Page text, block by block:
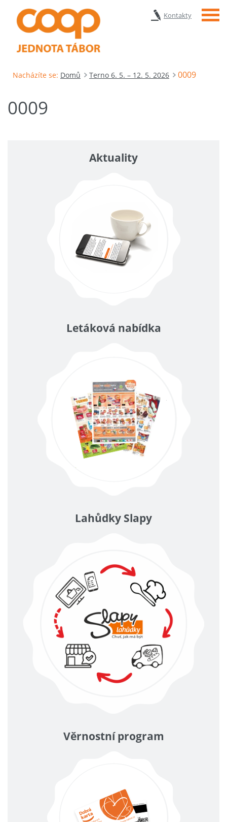
Kontakty Menu
Nacházíte se: Domů Terno 6. 5. – 12. 5. 2026 0009
0009
Aktuality
Letáková nabídka
Lahůdky Slapy
Věrnostní program